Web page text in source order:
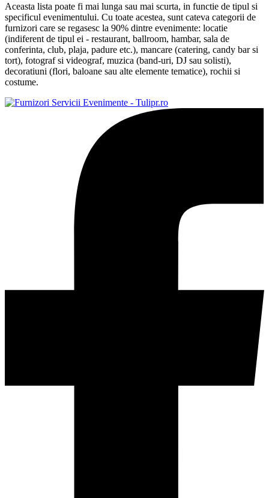
Aceasta lista poate fi mai lunga sau mai scurta, in functie de tipul si
specificul evenimentului. Cu toate acestea, sunt cateva categorii de
furnizori care se regasesc la 90% dintre evenimente: locatie
(indiferent de tipul ei - restaurant, ballroom, hambar, sala de
conferinta, club, plaja, padure etc.), mancare (catering, candy bar si
tort), fotograf si videograf, muzica (band-uri, DJ sau solisti),
decoratiuni (flori, baloane sau alte elemente tematice), rochii si
costume.